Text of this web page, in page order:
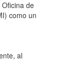
de
como un
al